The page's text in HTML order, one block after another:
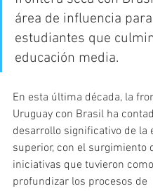
área de influencia
estudiantes que
educación media.
En esta última década, la
Uruguay con Brasil ha
desarrollo significativo de la
superior, con el surgimiento
iniciativas que tuvieron
profundizar los procesos de